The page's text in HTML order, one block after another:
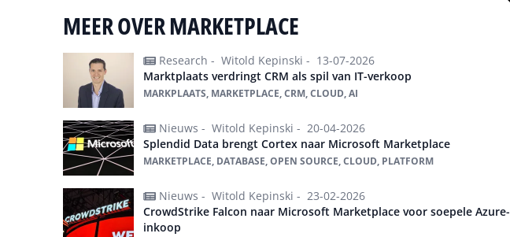
MEER OVER MARKETPLACE
Research - Witold Kepinski - 13-07-2026
Marktplaats verdringt CRM als spil van IT-verkoop
MARKPLAATS, MARKETPLACE, CRM, CLOUD, AI
Nieuws - Witold Kepinski - 20-04-2026
Splendid Data brengt Cortex naar Microsoft Marketplace
MARKETPLACE, DATABASE, OPEN SOURCE, CLOUD, PLATFORM
Nieuws - Witold Kepinski - 23-02-2026
CrowdStrike Falcon naar Microsoft Marketplace voor soepele Azure-
inkoop